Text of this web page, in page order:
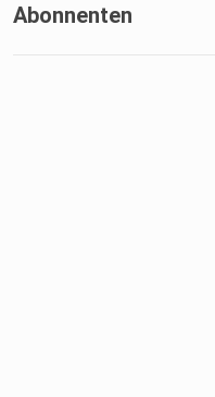
Abonnenten